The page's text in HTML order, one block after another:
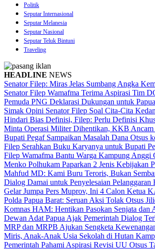
Politik
Seputar Internasional
Seputar Melanesia
Seputar Nasional
Seputar Teluk Bintuni
Traveling
HEADLINE NEWS
Senator Filep: Miras Jelas Sumbang Angka
Senator Filep Wamafma Terima Aspirasi Tim
Pemuda PNG Deklarasi Dukungan untuk
Simak Opini Senator Filep Soal Cita-Cita
Hindari Bias Definisi, Filep: Perlu Definisi
Minta Operasi Militer Dihentikan, KKB Ancam
Bupati Pegaf Sampaikan Masalah Dana Otsus
Filep Serahkan Buku Karyanya untuk Bupati
Filep Wamafma Bantu Warga Kampung Anggi
Menko Polhukam Paparkan 2 Jenis Kebijakan
Mahfud MD: Kami Buru Teroris, Bukan
Dialog Damai untuk Penyelesaian
Gelar Jumpa Pers Muprov, Ini 4 Calon Ketua
Polda Papua Barat: Seruan Aksi Tolak Otsus
Komnas HAM: Hentikan Pasokan Senjata dan
Dewan Adat Papua Ajak Pemerintah Dialog
MRP dan MRPB Ajukan Sengketa
Miris, Anak-Anak Usia Sekolah di Hutan
Pemerintah Pahami Aspirasi Revisi UU Otsus